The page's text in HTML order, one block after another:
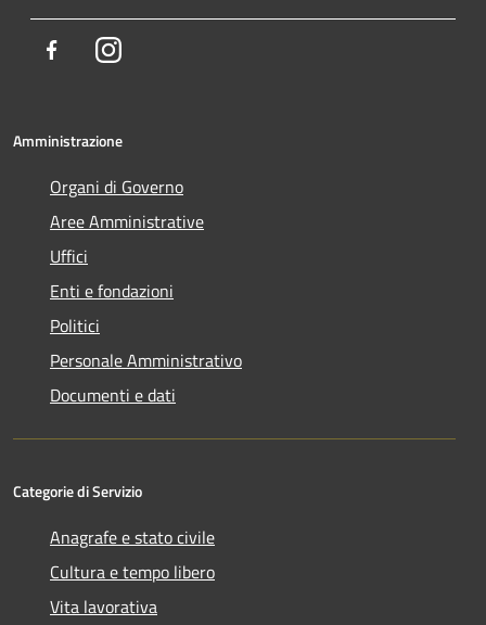
FacebookInstagram
Amministrazione
Organi di Governo
Aree Amministrative
Uffici
Enti e fondazioni
Politici
Personale Amministrativo
Documenti e dati
Categorie di Servizio
Anagrafe e stato civile
Cultura e tempo libero
Vita lavorativa